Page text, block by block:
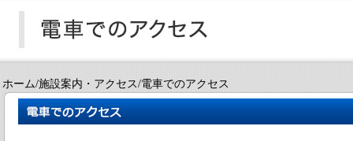
ホーム/施設案内・アクセス/電車でのアクセス